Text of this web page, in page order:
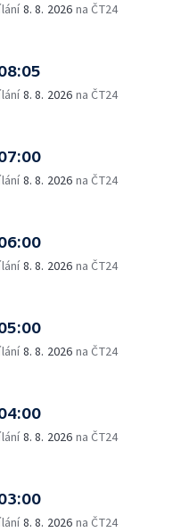
8. 8. 2026 na ČT24
8. 8. 2026 na ČT24
8. 8. 2026 na ČT24
8. 8. 2026 na ČT24
8. 8. 2026 na ČT24
8. 8. 2026 na ČT24
8. 8. 2026 na ČT24